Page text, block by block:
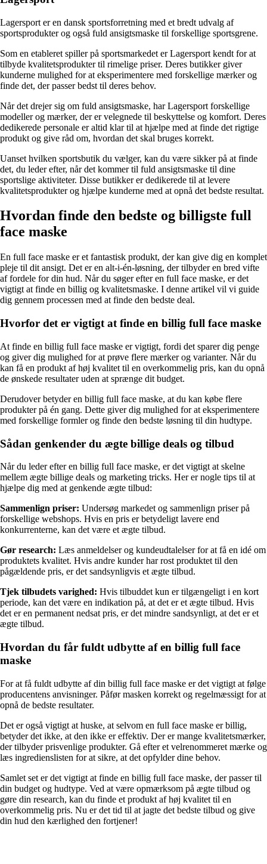
Lagersport er en dansk sportsforretning med et bredt udvalg af
sportsprodukter og også fuld ansigtsmaske til forskellige sportsgrene.
Som en etableret spiller på sportsmarkedet er Lagersport kendt for at
tilbyde kvalitetsprodukter til rimelige priser. Deres butikker giver
kunderne mulighed for at eksperimentere med forskellige mærker og
finde det, der passer bedst til deres behov.
Når det drejer sig om fuld ansigtsmaske, har Lagersport forskellige
modeller og mærker, der er velegnede til beskyttelse og komfort. Deres
dedikerede personale er altid klar til at hjælpe med at finde det rigtige
produkt og give råd om, hvordan det skal bruges korrekt.
Uanset hvilken sportsbutik du vælger, kan du være sikker på at finde
det, du leder efter, når det kommer til fuld ansigtsmaske til dine
sportslige aktiviteter. Disse butikker er dedikerede til at levere
kvalitetsprodukter og hjælpe kunderne med at opnå det bedste resultat.
Hvordan finde den bedste og billigste full
face maske
En full face maske er et fantastisk produkt, der kan give dig en komplet
pleje til dit ansigt. Det er en alt-i-én-løsning, der tilbyder en bred vifte
af fordele for din hud. Når du søger efter en full face maske, er det
vigtigt at finde en billig og kvalitetsmaske. I denne artikel vil vi guide
dig gennem processen med at finde den bedste deal.
Hvorfor det er vigtigt at finde en billig full face maske
At finde en billig full face maske er vigtigt, fordi det sparer dig penge
og giver dig mulighed for at prøve flere mærker og varianter. Når du
kan få en produkt af høj kvalitet til en overkommelig pris, kan du opnå
de ønskede resultater uden at sprænge dit budget.
Derudover betyder en billig full face maske, at du kan købe flere
produkter på én gang. Dette giver dig mulighed for at eksperimentere
med forskellige formler og finde den bedste løsning til din hudtype.
Sådan genkender du ægte billige deals og tilbud
Når du leder efter en billig full face maske, er det vigtigt at skelne
mellem ægte billige deals og marketing tricks. Her er nogle tips til at
hjælpe dig med at genkende ægte tilbud:
Sammenlign priser: Undersøg markedet og sammenlign priser på
forskellige webshops. Hvis en pris er betydeligt lavere end
konkurrenterne, kan det være et ægte tilbud.
Gør research: Læs anmeldelser og kundeudtalelser for at få en idé om
produktets kvalitet. Hvis andre kunder har rost produktet til den
pågældende pris, er det sandsynligvis et ægte tilbud.
Tjek tilbudets varighed: Hvis tilbuddet kun er tilgængeligt i en kort
periode, kan det være en indikation på, at det er et ægte tilbud. Hvis
det er en permanent nedsat pris, er det mindre sandsynligt, at det er et
ægte tilbud.
Hvordan du får fuldt udbytte af en billig full face
maske
For at få fuldt udbytte af din billig full face maske er det vigtigt at følge
producentens anvisninger. Påfør masken korrekt og regelmæssigt for at
opnå de bedste resultater.
Det er også vigtigt at huske, at selvom en full face maske er billig,
betyder det ikke, at den ikke er effektiv. Der er mange kvalitetsmærker,
der tilbyder prisvenlige produkter. Gå efter et velrenommeret mærke og
læs ingredienslisten for at sikre, at det opfylder dine behov.
Samlet set er det vigtigt at finde en billig full face maske, der passer til
din budget og hudtype. Ved at være opmærksom på ægte tilbud og
gøre din research, kan du finde et produkt af høj kvalitet til en
overkommelig pris. Nu er det tid til at jagte det bedste tilbud og give
din hud den kærlighed den fortjener!